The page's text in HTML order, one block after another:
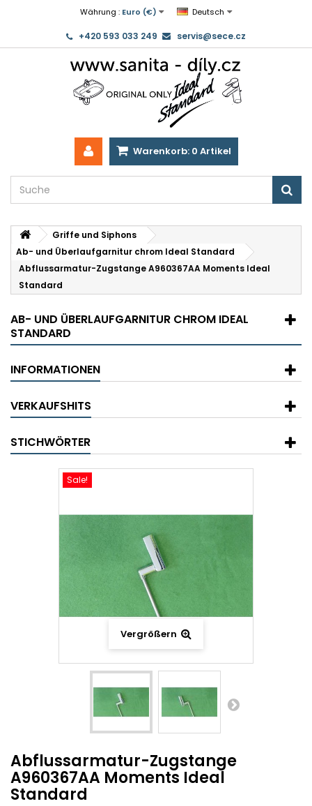
Währung : Euro (€) Deutsch
+420 593 033 249 servis@sece.cz
Warenkorb: 0 Artikel
Griffe und Siphons
Ab- und Überlaufgarnitur chrom Ideal Standard
Abflussarmatur-Zugstange A960367AA Moments Ideal
Standard
AB- UND ÜBERLAUFGARNITUR CHROM IDEAL
STANDARD
INFORMATIONEN
VERKAUFSHITS
STICHWÖRTER
Sale!
Vergrößern
Abflussarmatur-Zugstange
A960367AA Moments Ideal
Standard